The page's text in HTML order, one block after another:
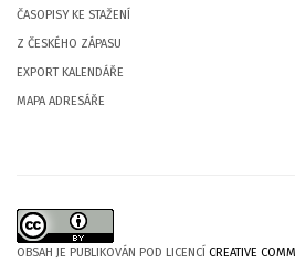
ČASOPISY KE STAŽENÍ
Z ČESKÉHO ZÁPASU
EXPORT KALENDÁŘE
MAPA ADRESÁŘE
OBSAH JE PUBLIKOVÁN POD LICENCÍ CREATIVE